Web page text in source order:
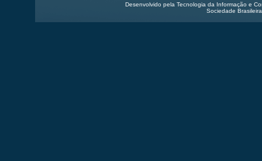
Desenvolvido pela Tecnologia da Informação e
Sociedade